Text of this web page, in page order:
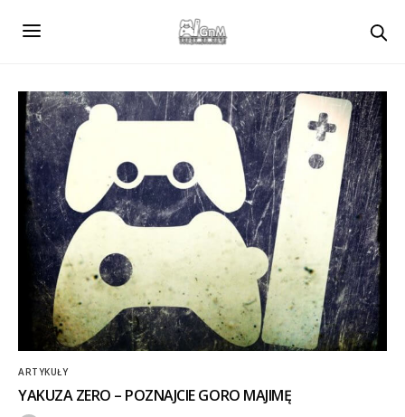
ARTYKUŁY
YAKUZA ZERO – POZNAJCIE GORO MAJIMĘ